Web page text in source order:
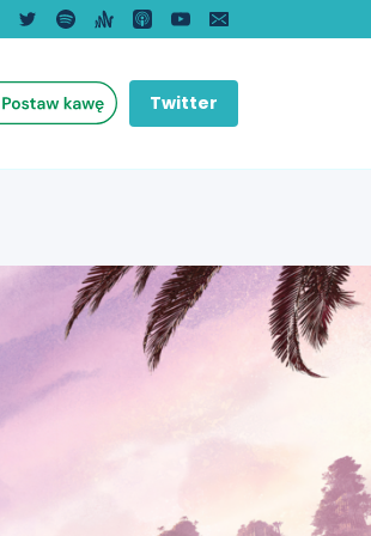
Twitter